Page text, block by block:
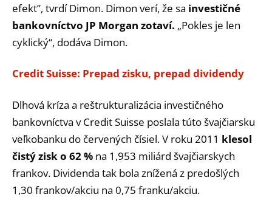
efekt”, tvrdí Dimon. Dimon verí, že sa investičné
bankovníctvo JP Morgan zotaví. „Pokles je len
cyklický“, dodáva Dimon.
Credit Suisse: Prepad zisku, prepad dividendy
Dlhová kríza a reštrukturalizácia investičného
bankovníctva v Credit Suisse poslala túto švajčiarsku
veľkobanku do červených čísiel. V roku 2011 klesol
čistý zisk o 62 % na 1,953 miliárd švajčiarskych
frankov. Dividenda tak bola znížená z predošlých
1,30 frankov/akciu na 0,75 franku/akciu.